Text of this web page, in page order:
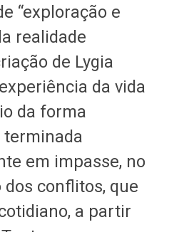
“exploração e
realidade
de Lygia
da vida
da forma
em impasse, no
conflitos, que
a partir